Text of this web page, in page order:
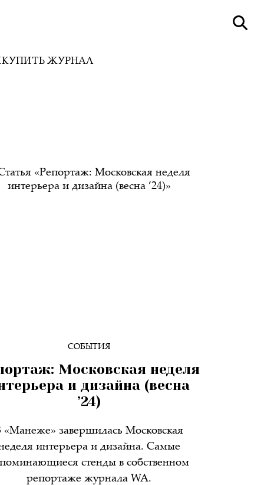
КУПИТЬ ЖУРНАЛ
СОБЫТИЯ
Московская неделя
и дизайна (весна
’24)
«Манеже» завершилась Московская
интерьера и дизайна. Самые
стенды в собственном
репортаже журнала WA.